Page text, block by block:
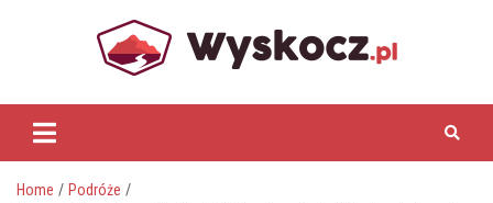
www.wyskocz.pl
Home
Podróże